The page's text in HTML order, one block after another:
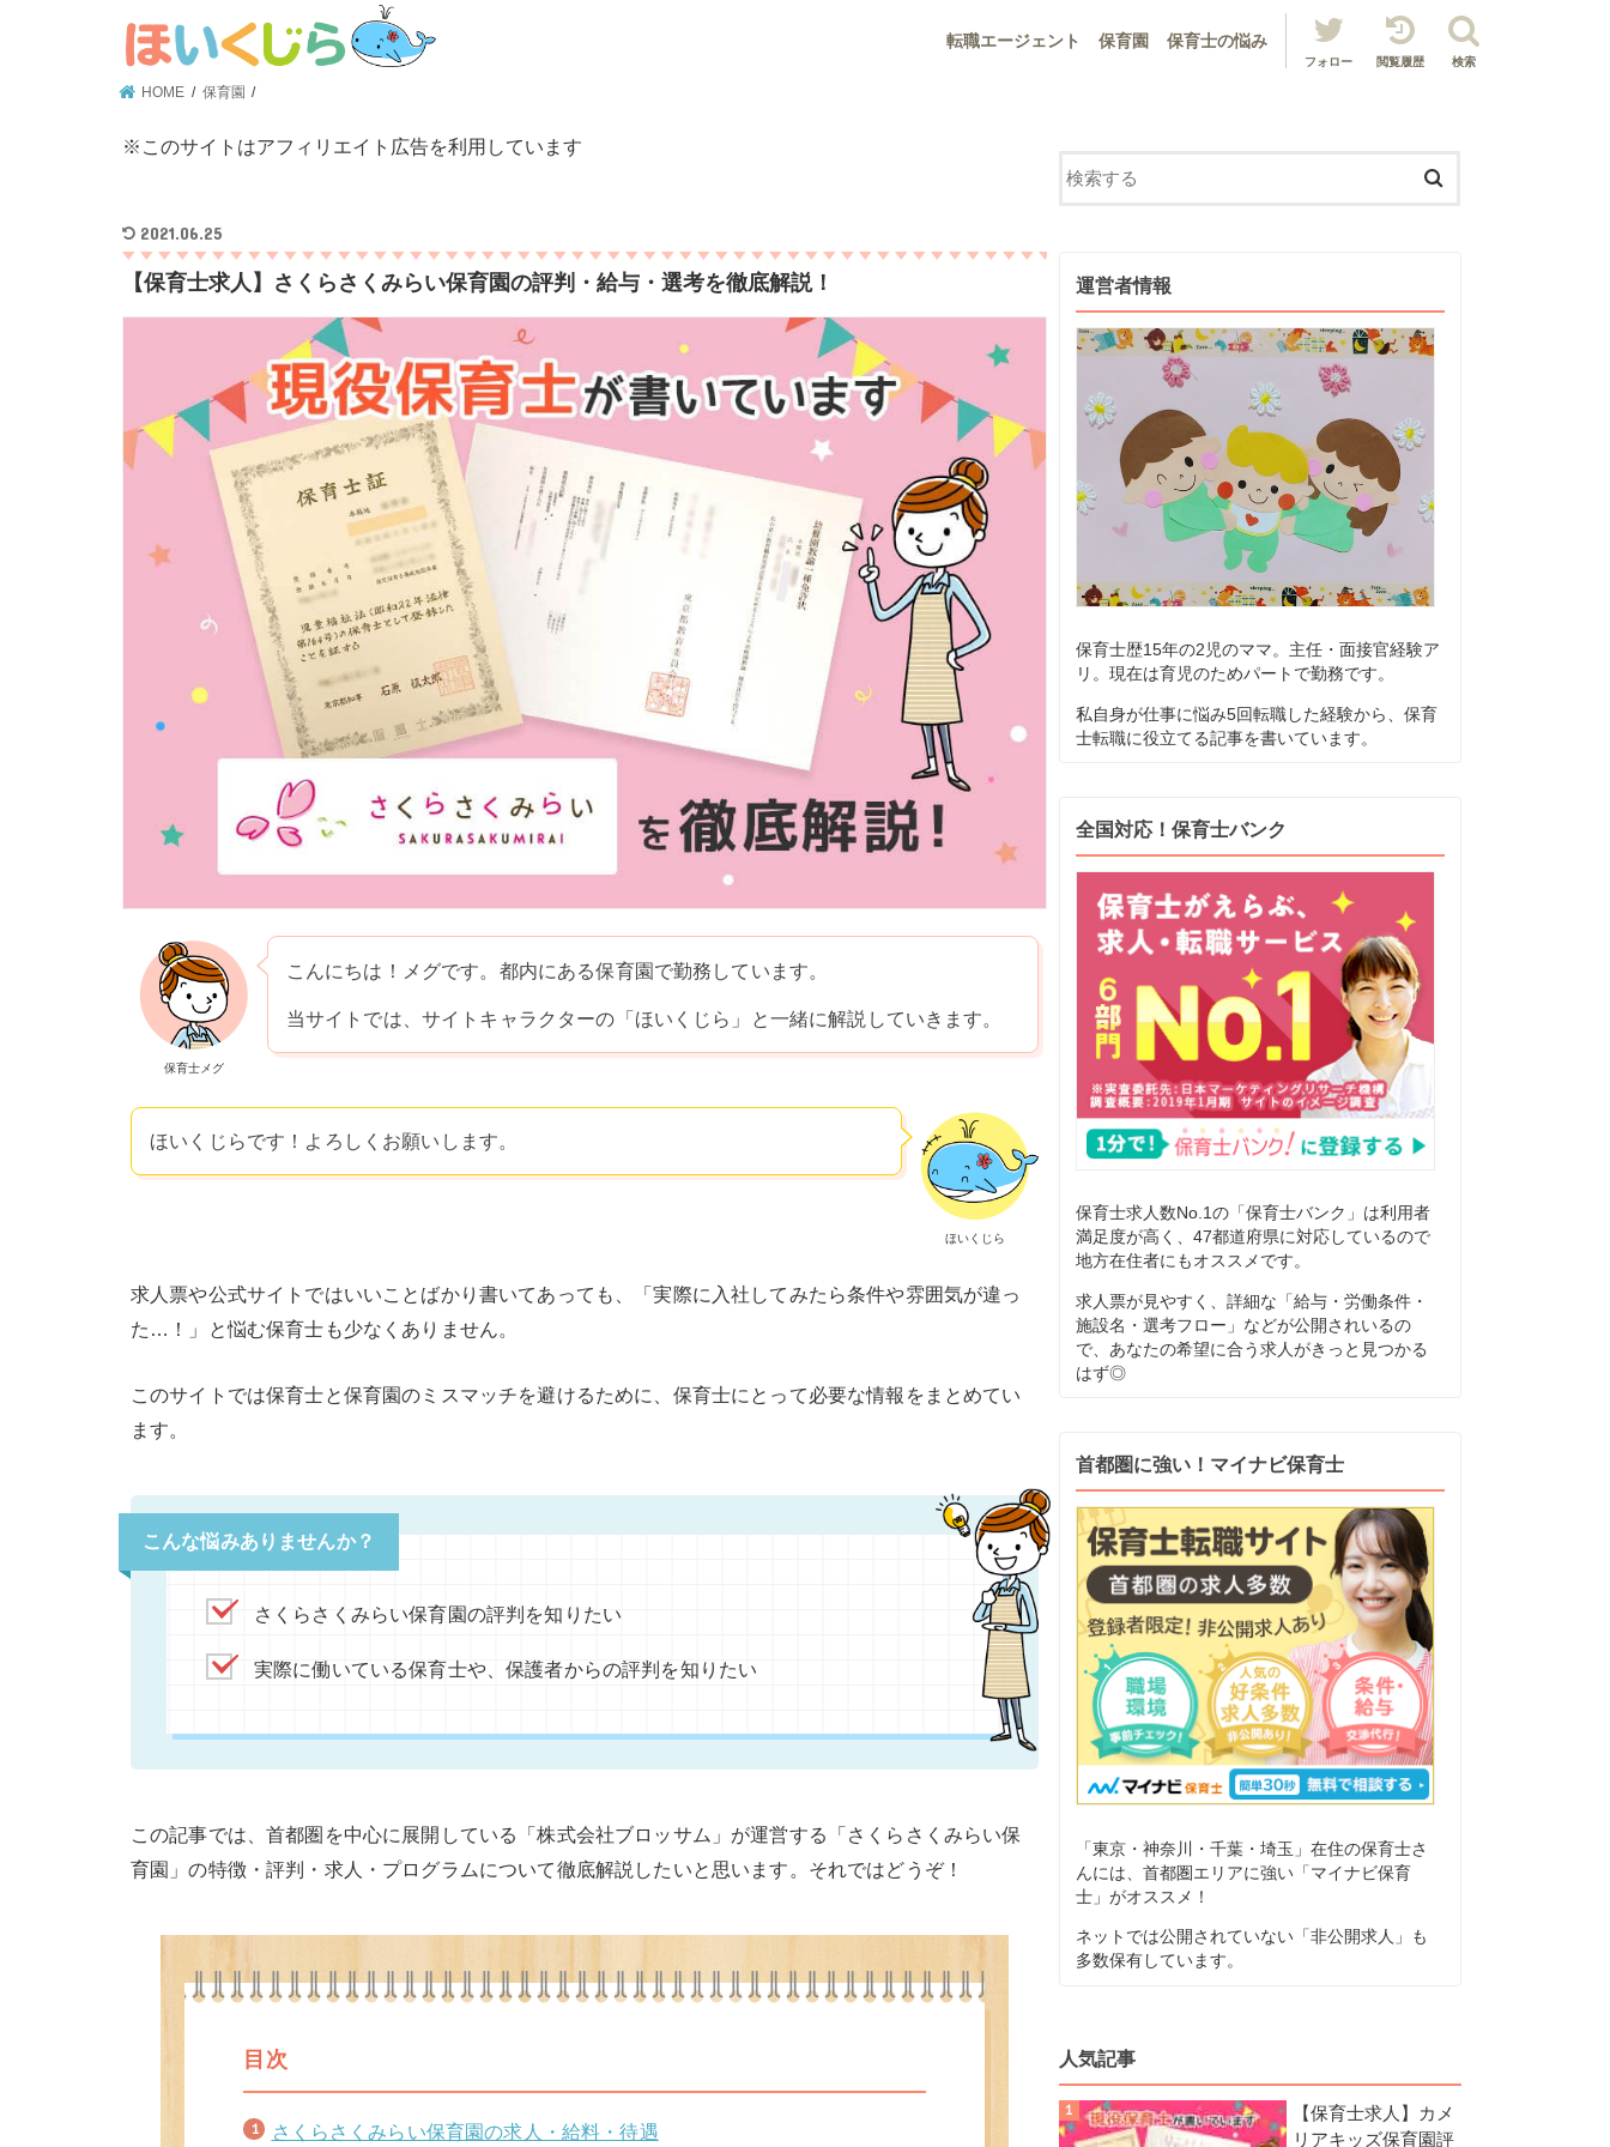
転職エージェント 保育園 保育士の悩み
フォロー 閲覧履歴 検索
HOME 保育園
※このサイトはアフィリエイト広告を利用しています
2021.06.25
【保育士求人】さくらさくみらい保育園の評判・給与・選考を徹底解説！
保育士メグ
こんにちは！メグです。都内にある保育園で勤務しています。
当サイトでは、サイトキャラクターの「ほいくじら」と一緒に解説していきます。
ほいくじら
ほいくじらです！よろしくお願いします。
求人票や公式サイトではいいことばかり書いてあっても、「実際に入社してみたら条件や雰囲気が違っ
た…！」と悩む保育士も少なくありません。
このサイトでは保育士と保育園のミスマッチを避けるために、保育士にとって必要な情報をまとめてい
ます。
こんな悩みありませんか？
さくらさくみらい保育園の評判を知りたい
実際に働いている保育士や、保護者からの評判を知りたい
この記事では、首都圏を中心に展開している「株式会社ブロッサム」が運営する「さくらさくみらい保
育園」の特徴・評判・求人・プログラムについて徹底解説したいと思います。それではどうぞ！
目次
さくらさくみらい保育園の求人・給料・待遇
運営者情報
保育士歴15年の2児のママ。主任・面接官経験ア
リ。現在は育児のためパートで勤務です。
私自身が仕事に悩み5回転職した経験から、保育
士転職に役立てる記事を書いています。
全国対応！保育士バンク
保育士求人数No.1の「保育士バンク」は利用者
満足度が高く、47都道府県に対応しているので
地方在住者にもオススメです。
求人票が見やすく、詳細な「給与・労働条件・
施設名・選考フロー」などが公開されいるの
で、あなたの希望に合う求人がきっと見つかる
はず◎
首都圏に強い！マイナビ保育士
「東京・神奈川・千葉・埼玉」在住の保育士さ
んには、首都圏エリアに強い「マイナビ保育
士」がオススメ！
ネットでは公開されていない「非公開求人」も
多数保有しています。
人気記事
【保育士求人】カメ
リアキッズ保育園評